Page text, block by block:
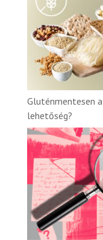
Gluténmentesen
lehetőség?